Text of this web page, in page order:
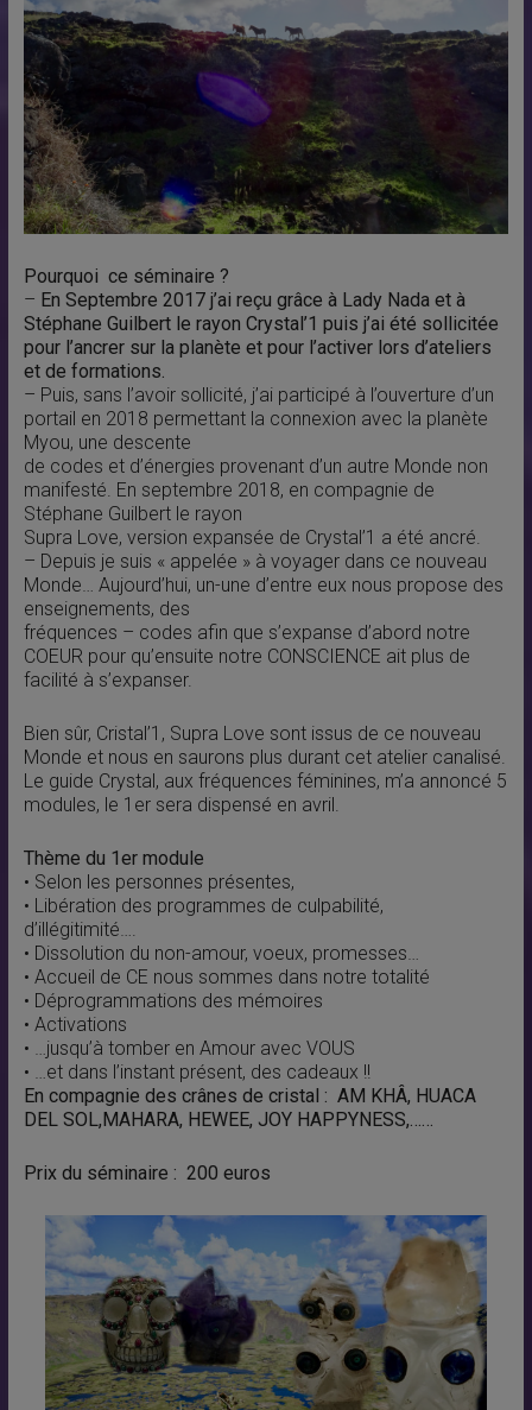
Pourquoi ce séminaire ?
– En Septembre 2017 j’ai reçu grâce à Lady Nada et à
Stéphane Guilbert le rayon Crystal’1 puis j’ai été sollicitée
pour l’ancrer sur la planète et pour l’activer lors d’ateliers
et de formations.
– Puis, sans l’avoir sollicité, j’ai participé à l’ouverture d’un
portail en 2018 permettant la connexion avec la planète
Myou, une descente
de codes et d’énergies provenant d’un autre Monde non
manifesté. En septembre 2018, en compagnie de
Stéphane Guilbert le rayon
Supra Love, version expansée de Crystal’1 a été ancré.
– Depuis je suis « appelée » à voyager dans ce nouveau
Monde… Aujourd’hui, un-une d’entre eux nous propose des
enseignements, des
fréquences – codes afin que s’expanse d’abord notre
COEUR pour qu’ensuite notre CONSCIENCE ait plus de
facilité à s’expanser.
Bien sûr, Cristal’1, Supra Love sont issus de ce nouveau
Monde et nous en saurons plus durant cet atelier canalisé.
Le guide Crystal, aux fréquences féminines, m’a annoncé 5
modules, le 1er sera dispensé en avril.
Thème du 1er module
• Selon les personnes présentes,
• Libération des programmes de culpabilité,
d’illégitimité….
• Dissolution du non-amour, voeux, promesses…
• Accueil de CE nous sommes dans notre totalité
• Déprogrammations des mémoires
• Activations
• …jusqu’à tomber en Amour avec VOUS
• …et dans l’instant présent, des cadeaux !!
En compagnie des crânes de cristal : AM KHÂ, HUACA
DEL SOL,MAHARA, HEWEE, JOY HAPPYNESS,……
Prix du séminaire : 200 euros